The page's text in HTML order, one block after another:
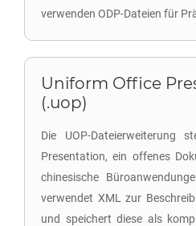
verwenden ODP-Dateien für
Uniform Office
(.uop)
Die UOP-Dateierweiterung
Presentation, ein offenes
chinesische
verwendet XML zur
und speichert diese als